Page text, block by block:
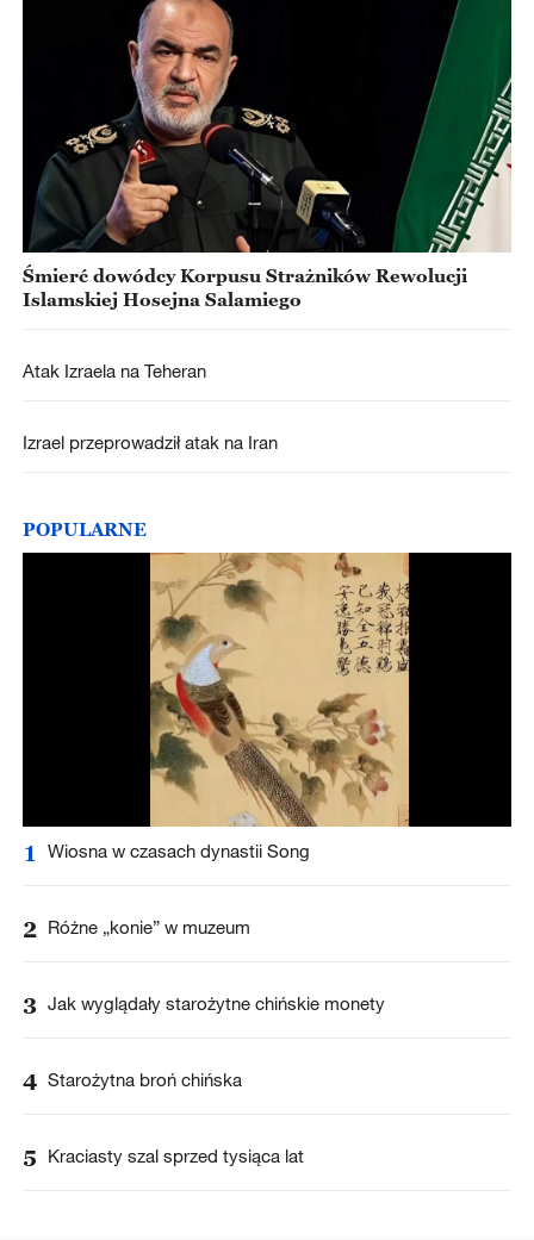
Śmierć dowódcy Korpusu Strażników Rewolucji
Islamskiej Hosejna Salamiego
Atak Izraela na Teheran
Izrael przeprowadził atak na Iran
POPULARNE
1 Wiosna w czasach dynastii Song
2 Różne „konie” w muzeum
3 Jak wyglądały starożytne chińskie monety
4 Starożytna broń chińska
5 Kraciasty szal sprzed tysiąca lat